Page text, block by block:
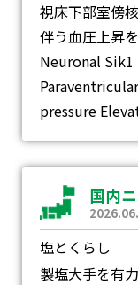
視床下部室傍
伴う血圧上昇
Neuronal
pressure
国内
塩とくらし
製塩大手を有